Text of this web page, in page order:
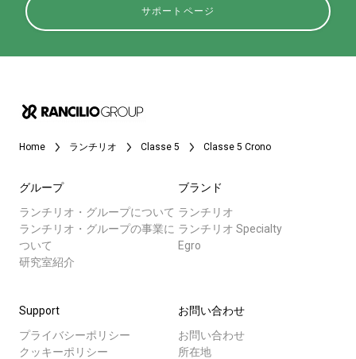
サポートページ
Home ランチリオ Classe 5 Classe 5 Crono
グループ
ランチリオ・グループについて
ランチリオ・グループの事業に
ついて
研究室紹介
ブランド
ランチリオ
ランチリオ Specialty
Egro
Support
プライバシーポリシー
クッキーポリシー
お問い合わせ
お問い合わせ
所在地